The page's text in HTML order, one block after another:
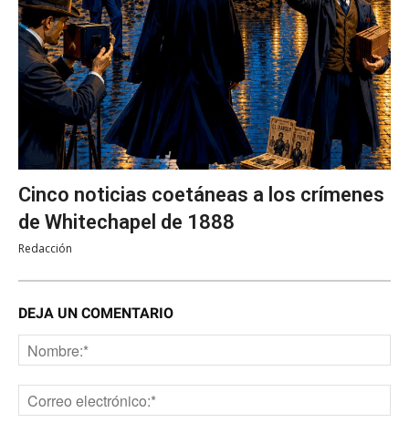
Cinco noticias coetáneas a los crímenes
de Whitechapel de 1888
Redacción
DEJA UN COMENTARIO